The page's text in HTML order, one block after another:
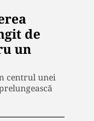
de
un
centrul unei